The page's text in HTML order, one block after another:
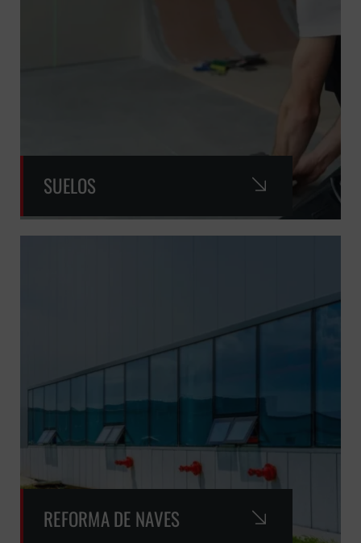
SUELOS
REFORMA DE NAVES